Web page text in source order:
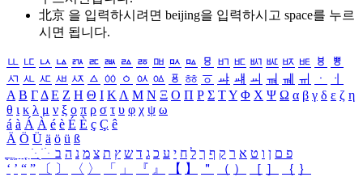
北京 을 입력하시려면 beijing을 입력하시고 space를 누르
시면 됩니다.
ㅥ ㅦ ㅧ ㅨ ㅩ ㅪ ㅫ ㅬ ㅭ ㅮ ㅯ ㅰ ㅱ ㅲ ㅳ ㅴ ㅵ ㅶ ㅷ ㅸ
ㅹ
ㅺ ㅻ ㅼ ㅽ ㅾ ㅿ ㆀ ㆁ ㆂ ㆃ ㆄ ㆅ ㆆ ㆇ ㆈ ㆉ ㆊ ㆋ ㆌ ㆍ
ㆎ
Α Β ΓΔ Ε Ζ Η Θ Ι ΚΛ Μ Ν Ξ Ο Π Ρ Σ ΤΥ Φ Χ Ψ Ω α β γ δ ε ζ η
θ ι κ λ μ ν ξ ο π ρ σ τ υ φ χ ψ ω
á à Á À é è É È ç Ç ê
Ä Ö Ü ä ö ü ß
ִֶֹ ֻּ ׁׂ פ ם ן ו ט א ר ק ף ך ל ח י ע כ ג ד ש ץ ת צ מ נ ה ב
‘ ’ “ ” 〔 〕 〈 〉 「 」 『 』 【 】 ＂ （ ） ［ ］ ｛ ｝